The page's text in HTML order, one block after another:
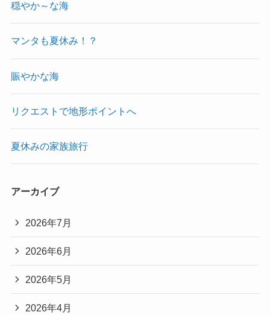
穏やか～な海
マンタも夏休み！？
賑やかな海
リクエストで地形ポイントへ
夏休みの家族旅行
アーカイブ
2026年7月
2026年6月
2026年5月
2026年4月